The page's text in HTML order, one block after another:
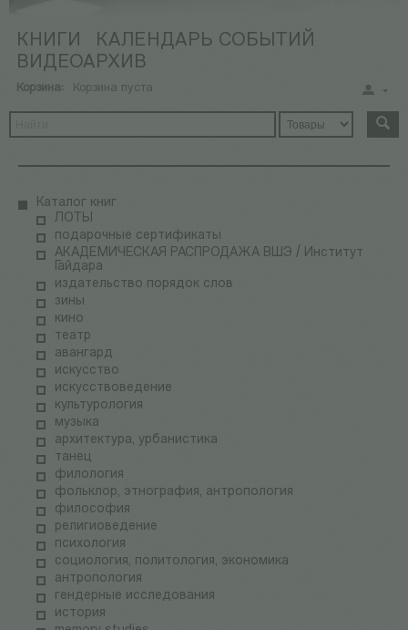
КНИГИ
КАЛЕНДАРЬ СОБЫТИЙ
ВИДЕОАРХИВ
Корзина: Корзина пуста
Каталог книг
ЛОТЫ
подарочные сертификаты
АКАДЕМИЧЕСКАЯ РАСПРОДАЖА ВШЭ / Институт
Гайдара
издательство порядок слов
зины
кино
театр
авангард
искусство
искусствоведение
культурология
музыка
архитектура, урбанистика
танец
филология
фольклор, этнография, антропология
философия
религиоведение
психология
социология, политология, экономика
антропология
гендерные исследования
история